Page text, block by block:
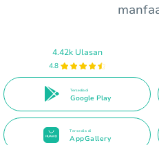
4.42k Ulasan
4.8
Tersedia di
Google Play
Tersedia di
AppGallery